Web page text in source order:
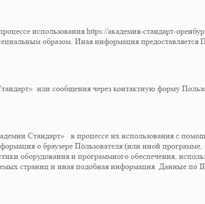
использования https://академия-стандарт-
образом. Иная информация предоставляется
или сообщения через контактную форму
Стандарт» в процессе их использования с
о браузере Пользователя (или иной
оборудования и программного обеспечения,
страниц и иная подобная информация. Данные по